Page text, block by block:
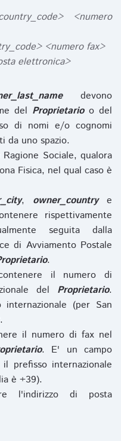
<numero
<numero fax>
elettronica>
devono
del Proprietarioo del
di nomi e/o cognomi
da uno spazio.
Sociale, qualora
Fisica, nel qual caso è
, owner_countrye
rispettivamente
seguita dalla
di Avviamento Postale
.
il numero di
del Proprietario.
(per San
il numero di fax nel
. E' un campo
prefisso internazionale
è +39).
l'indirizzo di posta